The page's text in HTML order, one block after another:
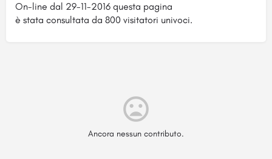
On-line dal 29-11-2016 questa pagina
è stata consultata da 800 visitatori univoci.
Ancora nessun contributo.